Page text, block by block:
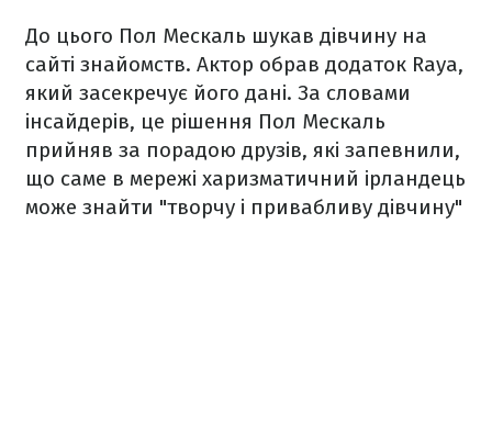
До цього Пол Мескаль шукав дівчину на
сайті знайомств. Актор обрав додаток Raya,
який засекречує його дані. За словами
інсайдерів, це рішення Пол Мескаль
прийняв за порадою друзів, які запевнили,
що саме в мережі харизматичний ірландець
може знайти "творчу і привабливу дівчину"